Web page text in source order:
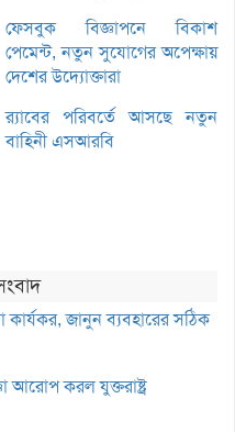
ফেসবুক বিজ্ঞাপনে বিকাশ
পেমেন্ট, নতুন সুযোগের অপেক্ষায়
দেশের উদ্যোক্তারা
র‌্যাবের পরিবর্তে আসছে নতুন
বাহিনী এসআরবি
জানুন ব্যবহারের সঠিক
আরোপ করল যুক্তরাষ্ট্র